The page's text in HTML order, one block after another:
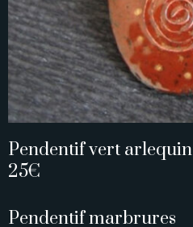
Pendentif vert arlequin
25€
Pendentif marbrures